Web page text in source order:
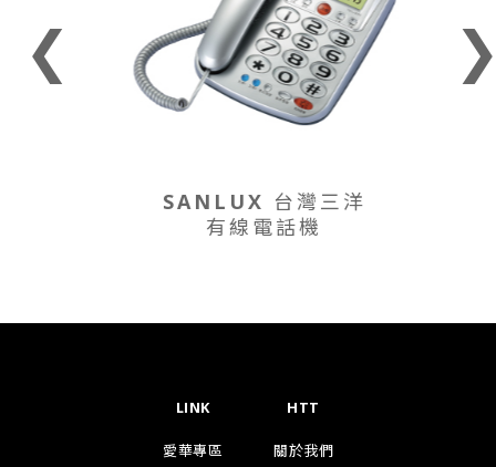
❮
SANLUX 台灣三洋
有線電話機
LINK
愛華專區
HTT
關於我們